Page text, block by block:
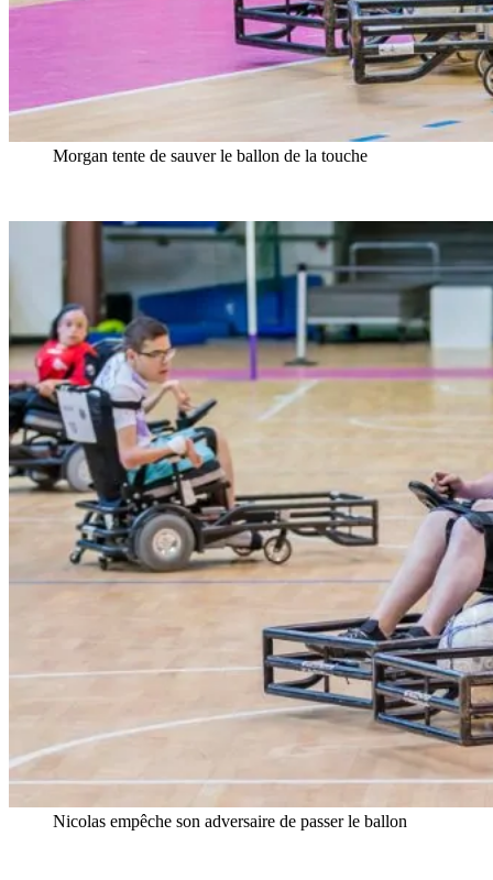
Morgan tente de sauver le ballon de la touche
Nicolas empêche son adversaire de passer le ballon